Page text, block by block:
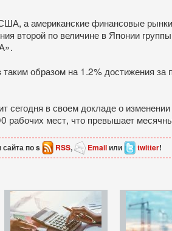
а американские финансовые
второй по величине в Японии
образом на 1.2% достижения
в своем докладе о
рабочих мест, что превышает
по s RSS, Emailили twitter!